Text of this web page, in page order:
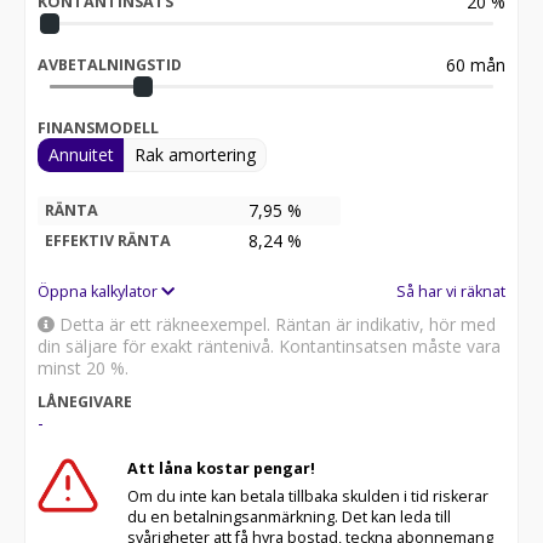
WWW.OREBROMCSERVICE.SE
eller vår butik på Manillagatan 5 i Örebro.
FÖLJ OSS på Facebook och Instagram för att se
vardagen hos Örebro's äldsta MC/Moped-affär.
CF MOTO
AVBETALNINGSTID 60 mån
FINANSMODELL
Annuitet Rak amortering
RÄNTA 7,95 %
EFFEKTIV RÄNTA 8,24 %
Öppna kalkylator Så har vi räknat
Detta är ett räkneexempel. Räntan är indikativ, hör med
din säljare för exakt räntenivå. Kontantinsatsen måste vara
minst 20 %.
LÅNEGIVARE
-
Att låna kostar pengar!
Om du inte kan betala tillbaka skulden i tid riskerar
du en betalningsanmärkning. Det kan leda till
svårigheter att få hyra bostad, teckna abonnemang